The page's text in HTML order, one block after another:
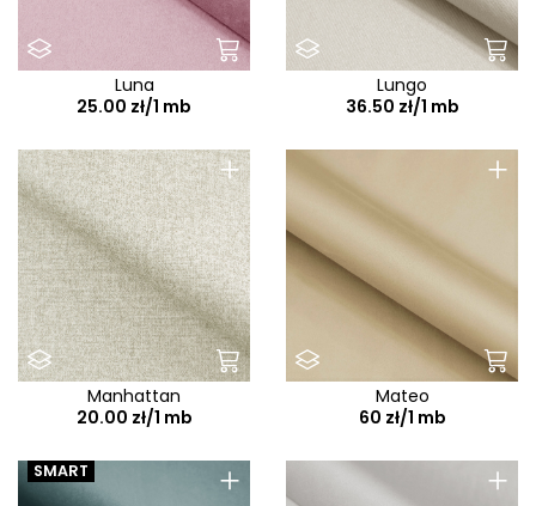
Luna
25.00 zł/1 mb
Lungo
36.50 zł/1 mb
+
Manhattan
20.00 zł/1 mb
+
Mateo
60 zł/1 mb
+
SMART +